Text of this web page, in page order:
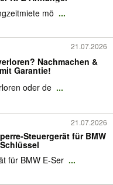
mö ...
21.07.2026
Nachmachen &
Garantie!
oder de ...
21.07.2026
Steuergerät für BMW
für BMW E-Ser ...